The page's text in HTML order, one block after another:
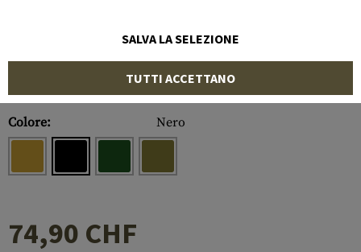
Numero di articolo:
10129606000
Colore:
Nero
74,90 CHF
SALVA LA SELEZIONE
TUTTI ACCETTANO